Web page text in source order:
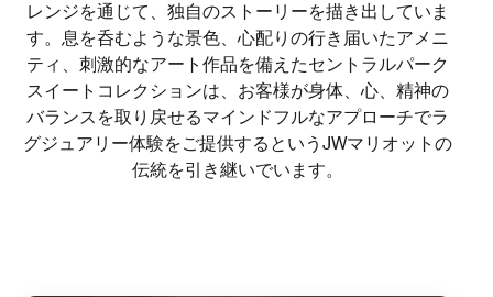
レンジを通じて、独自のストーリーを描き出していま
す。息を呑むような景色、心配りの行き届いたアメニ
ティ、刺激的なアート作品を備えたセントラルパーク
スイートコレクションは、お客様が身体、心、精神の
バランスを取り戻せるマインドフルなアプローチでラ
グジュアリー体験をご提供するというJWマリオットの
伝統を引き継いでいます。